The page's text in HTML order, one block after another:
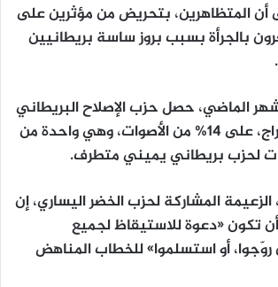
أن المتظاهرين، بتحريض من مؤثرين على
بالجرأة بسبب بروز ساسة بريطانيين
الماضي، حصل حزب الإصلاح البريطاني
بزعامة، نايجل فاراج، على 14% من الأصوات، وهي واحدة من
لحزب بريطاني يميني متطرف.
الزعيمة المشاركة لحزب الخضر اليساري، إن
تكون «دعوة للاستيقاظ لجميع
أو استسلموا» للخطاب المناهض